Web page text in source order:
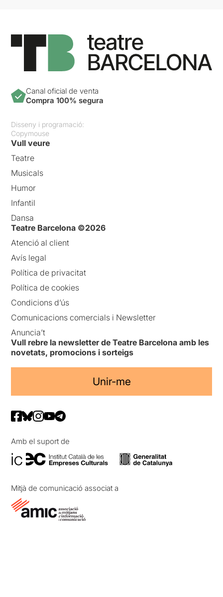
Canal oficial de venta
Compra 100% segura
Disseny i programació:
Copymouse
Vull veure
Teatre
Musicals
Humor
Infantil
Dansa
Teatre Barcelona ©2026
Atenció al client
Avís legal
Política de privacitat
Política de cookies
Condicions d’ús
Comunicacions comercials i Newsletter
Anuncia’t
Vull rebre la newsletter de Teatre Barcelona amb les
novetats, promocions i sorteigs
Unir-me
Amb el suport de
Mitjà de comunicació associat a